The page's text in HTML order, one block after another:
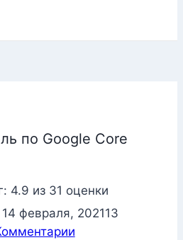
по Google Core
4.9 из 31 оценки
14 февраля, 202113